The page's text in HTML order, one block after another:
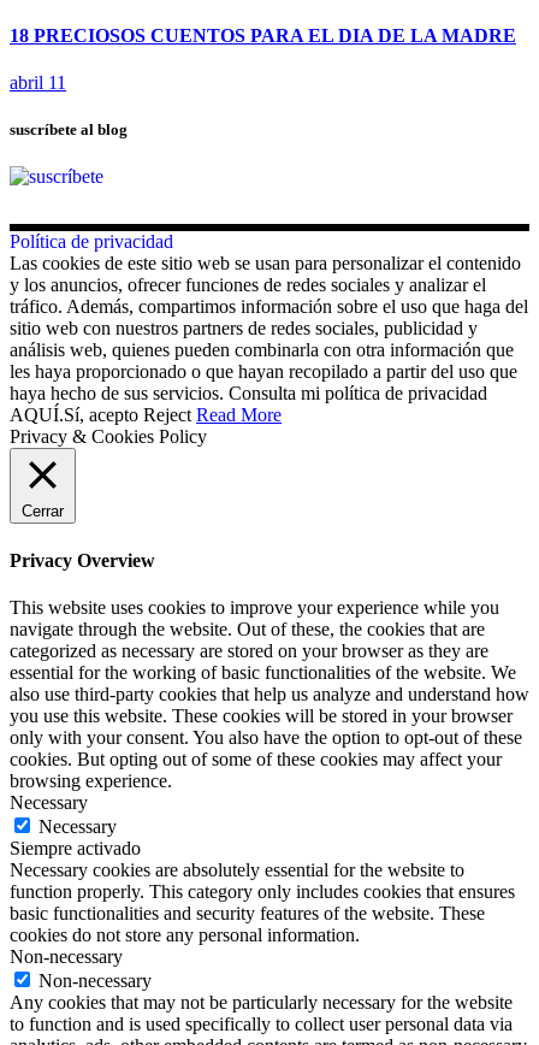
18 PRECIOSOS CUENTOS PARA EL DIA DE LA MADRE
abril 11
suscríbete al blog
Política de privacidad
Las cookies de este sitio web se usan para personalizar el contenido
y los anuncios, ofrecer funciones de redes sociales y analizar el
tráfico. Además, compartimos información sobre el uso que haga del
sitio web con nuestros partners de redes sociales, publicidad y
análisis web, quienes pueden combinarla con otra información que
les haya proporcionado o que hayan recopilado a partir del uso que
haya hecho de sus servicios. Consulta mi política de privacidad
AQUÍ.Sí, acepto Reject Read More
Privacy & Cookies Policy
Cerrar
Privacy Overview
This website uses cookies to improve your experience while you
navigate through the website. Out of these, the cookies that are
categorized as necessary are stored on your browser as they are
essential for the working of basic functionalities of the website. We
also use third-party cookies that help us analyze and understand how
you use this website. These cookies will be stored in your browser
only with your consent. You also have the option to opt-out of these
cookies. But opting out of some of these cookies may affect your
browsing experience.
Necessary
Necessary
Siempre activado
Necessary cookies are absolutely essential for the website to
function properly. This category only includes cookies that ensures
basic functionalities and security features of the website. These
cookies do not store any personal information.
Non-necessary
Non-necessary
Any cookies that may not be particularly necessary for the website
to function and is used specifically to collect user personal data via